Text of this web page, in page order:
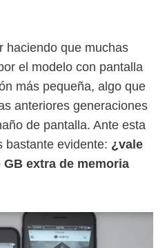
haciendo que muchas
el modelo con pantalla
más pequeña, algo que
anteriores generaciones
de pantalla. Ante esta
bastante evidente: ¿vale
extra de memoria